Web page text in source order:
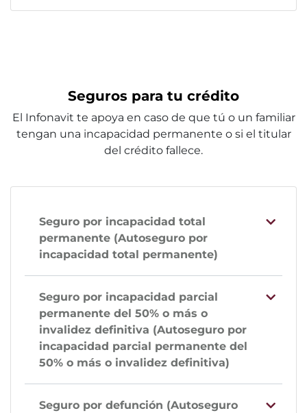
Seguros para tu crédito
El Infonavit te apoya en caso de que tú o un familiar
tengan una incapacidad permanente o si el titular
del crédito fallece.
Seguro por incapacidad total
permanente (Autoseguro por
incapacidad total permanente)
Seguro por incapacidad parcial
permanente del 50% o más o
invalidez definitiva (Autoseguro por
incapacidad parcial permanente del
50% o más o invalidez definitiva)
Seguro por defunción (Autoseguro